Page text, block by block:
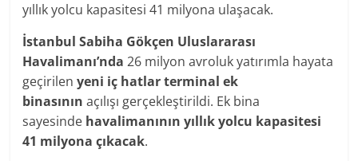
yıllık yolcu kapasitesi 41 milyona ulaşacak.
İstanbul Sabiha Gökçen Uluslararası
Havalimanı’nda26 milyon avroluk yatırımla hayata
geçirilenyeni iç hatlar terminal ek
binasınınaçılışı gerçekleştirildi. Ek bina
sayesinde havalimanının yıllık yolcu kapasitesi
41 milyona çıkacak.